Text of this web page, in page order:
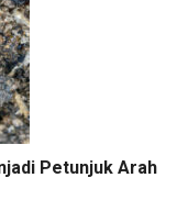
Petunjuk Arah